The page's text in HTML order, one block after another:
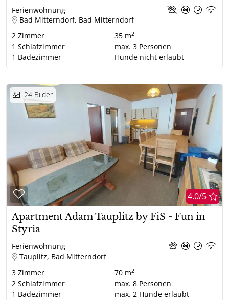
Ferienwohnung
Bad Mitterndorf, Bad Mitterndorf
2 Zimmer
1 Schlafzimmer
1 Badezimmer
35 m2
max. 3 Personen
Hunde nicht erlaubt
4.0/5
24 Bilder
Apartment Adam Tauplitz by FiS - Fun in
Styria
Ferienwohnung
Tauplitz, Bad Mitterndorf
3 Zimmer
2 Schlafzimmer
1 Badezimmer
70 m2
max. 8 Personen
max. 2 Hunde erlaubt